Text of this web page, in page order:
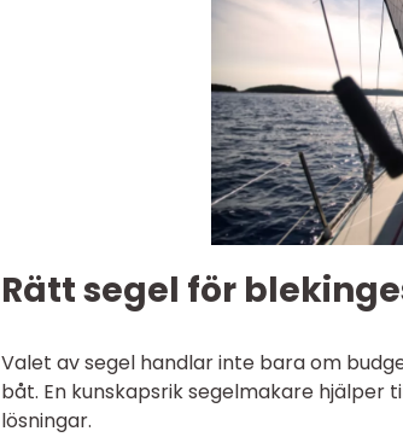
Rätt segel för
Valet av segel handlar inte bara om
båt. En kunskapsrik segelmakare
lösningar.